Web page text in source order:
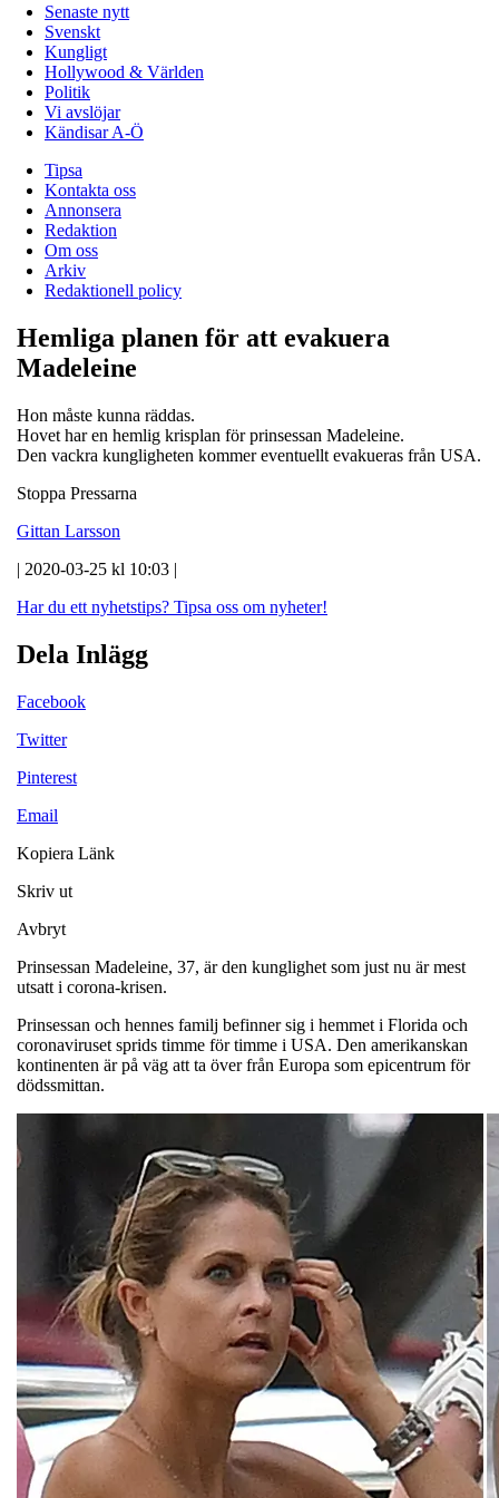
Senaste nytt
Svenskt
Kungligt
Hollywood & Världen
Politik
Vi avslöjar
Kändisar A-Ö
Tipsa
Kontakta oss
Annonsera
Redaktion
Om oss
Arkiv
Redaktionell policy
Hemliga planen för att evakuera
Madeleine
Hon måste kunna räddas.
Hovet har en hemlig krisplan för prinsessan Madeleine.
Den vackra kungligheten kommer eventuellt evakueras från USA.
Stoppa Pressarna
Gittan Larsson
| 2020-03-25 kl 10:03 |
Har du ett nyhetstips? Tipsa oss om nyheter!
Dela Inlägg
Facebook
Twitter
Pinterest
Email
Kopiera Länk
Skriv ut
Avbryt
Prinsessan Madeleine, 37, är den kunglighet som just nu är mest
utsatt i corona-krisen.
Prinsessan och hennes familj befinner sig i hemmet i Florida och
coronaviruset sprids timme för timme i USA. Den amerikanskan
kontinenten är på väg att ta över från Europa som epicentrum för
dödssmittan.